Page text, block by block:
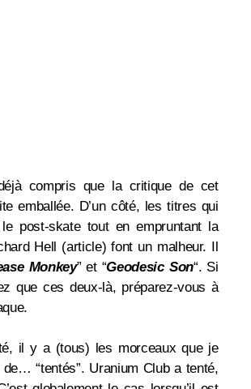
compris que la critique de cet
emballée. D’un côté, les titres qui
post-skate tout en empruntant la
Hell (article) font un malheur. Il
Monkey” et “Geodesic Son“. Si
que ces deux-là, préparez-vous à
il y a (tous) les morceaux que je
“tentés”. Uranium Club a tenté,